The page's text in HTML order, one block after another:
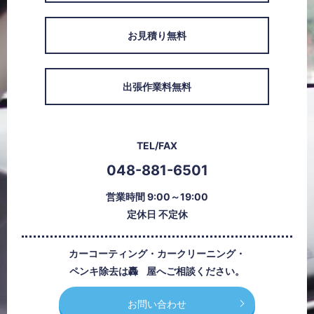
お見積り無料
出張作業料無料
TEL/FAX
048-881-6501
営業時間 9:00～19:00
定休日 不定休
カーコーティング・カークリーニング・
ペンキ除去は轟屋へご相談ください。
お問い合わせ